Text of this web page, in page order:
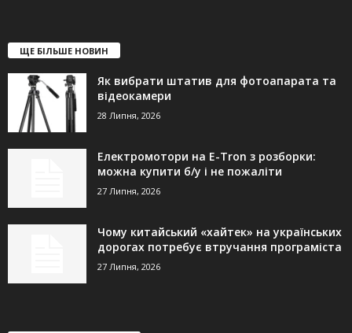
ЩЕ БІЛЬШЕ НОВИН
Як вибрати штатив для фотоапарата та
відеокамери
28 Липня, 2026
Електромотори на E-Tron з розборки:
можна купити б/у і не пожаліти
27 Липня, 2026
Чому китайський «хайтек» на українських
дорогах потребує втручання програміста
27 Липня, 2026